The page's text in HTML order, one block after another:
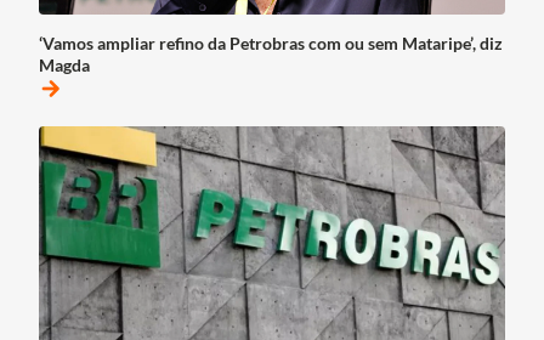
‘Vamos ampliar refino da Petrobras com ou sem Mataripe’, diz
Magda
arrow_forward